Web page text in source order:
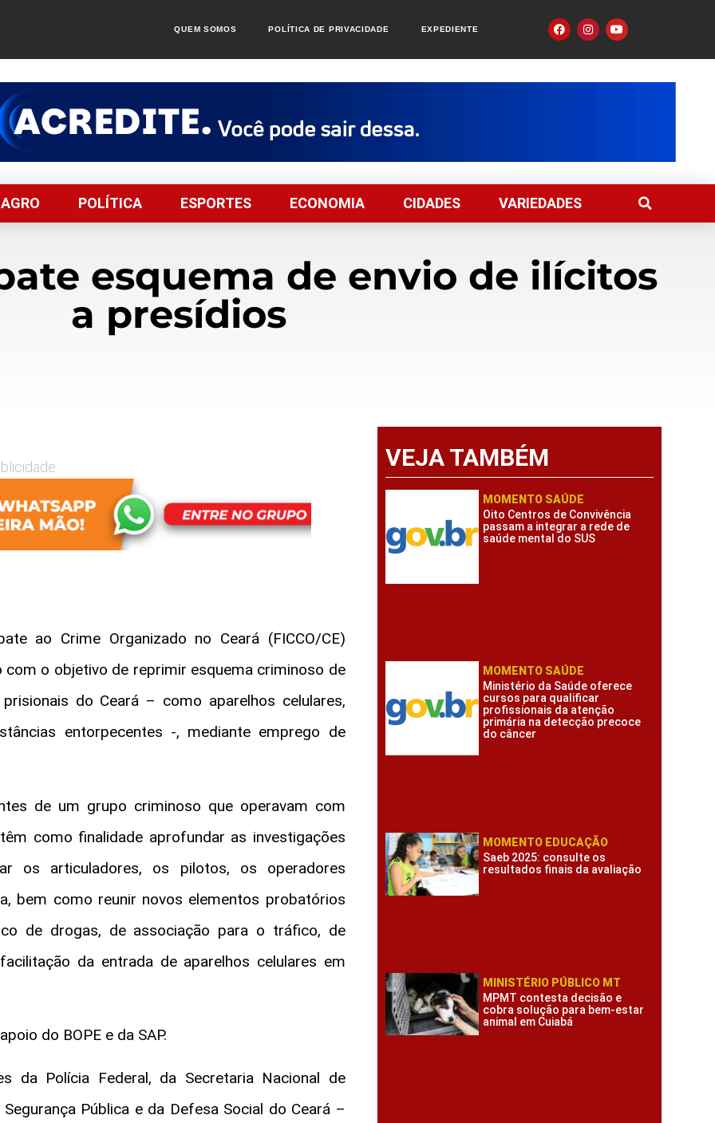
QUEM SOMOS POLÍTICA DE PRIVACIDADE EXPEDIENTE
AGRO POLÍTICA ESPORTES ECONOMIA CIDADES VARIEDADES
esquema de envio de ilícitos
a presídios
ao Crime Organizado no Ceará (FICCO/CE)
o objetivo de reprimir esquema criminoso de
do Ceará – como aparelhos celulares,
entorpecentes -, mediante emprego de
de um grupo criminoso que operavam com
como finalidade aprofundar as investigações
os articuladores, os pilotos, os operadores
bem como reunir novos elementos probatórios
de drogas, de associação para o tráfico, de
da entrada de aparelhos celulares em
do BOPE e da SAP.
da Polícia Federal, da Secretaria Nacional de
Pública e da Defesa Social do Ceará –
VEJA TAMBÉM
MOMENTO SAÚDE
Oito Centros de Convivência
passam a integrar a rede de
saúde mental do SUS
MOMENTO SAÚDE
Ministério da Saúde oferece
cursos para qualificar
profissionais da atenção
primária na detecção precoce
do câncer
MOMENTO EDUCAÇÃO
Saeb 2025: consulte os
resultados finais da avaliação
MINISTÉRIO PÚBLICO MT
MPMT contesta decisão e
cobra solução para bem-estar
animal em Cuiabá